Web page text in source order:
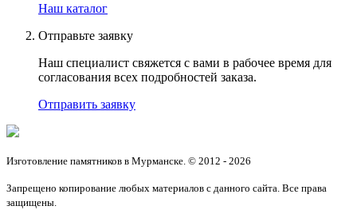
Наш каталог
Отправьте заявку
Наш специалист свяжется с вами в рабочее время для
согласования всех подробностей заказа.
Отправить заявку
Изготовление памятников в Мурманске. © 2012 - 2026
Запрещено копирование любых материалов с данного сайта. Все права
защищены.